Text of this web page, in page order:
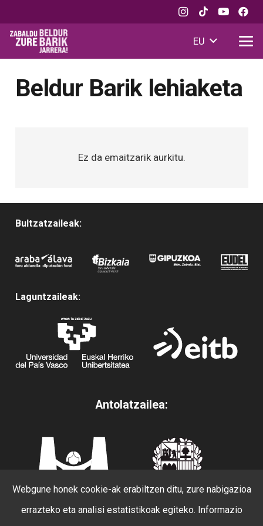
EU
Beldur Barik lehiaketa
Ez da emaitzarik aurkitu.
Bultzatzaileak:
Laguntzaileak:
Antolatzailea:
Webgune honek cookie-ak erabiltzen ditu, zure nabigazioa
errazteko eta analisi estatistikoak egiteko. Informazio